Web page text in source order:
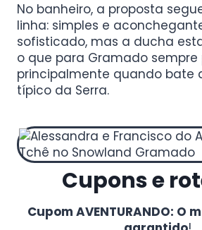
No banheiro, a proposta
linha: simples e
sofisticado, mas a ducha
o que para Gramado sempre
principalmente quando bate
típico da Serra.
Cupons e
Cupom AVENTURANDO: O